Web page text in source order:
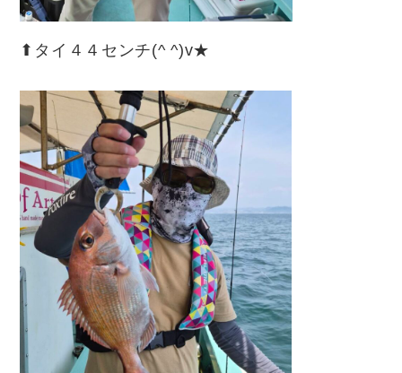
⬆︎タイ４４センチ(^ ^)v★